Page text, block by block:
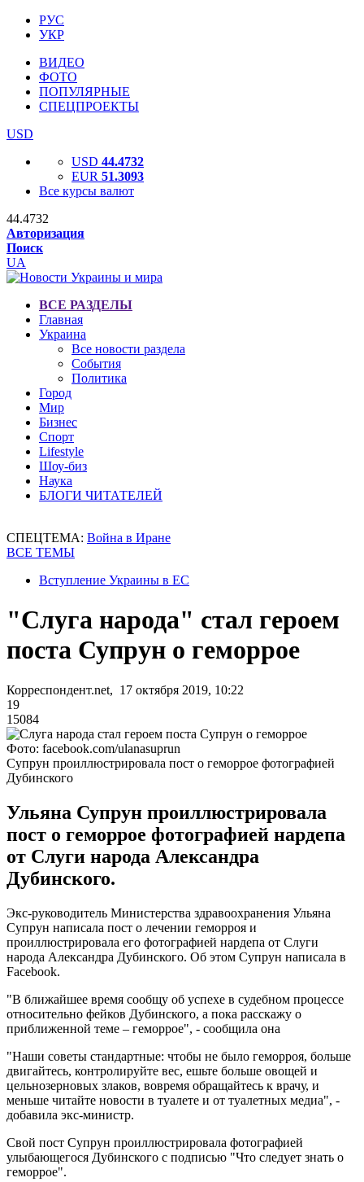
РУС
УКР
ВИДЕО
ФОТО
ПОПУЛЯРНЫЕ
СПЕЦПРОЕКТЫ
USD
USD 44.4732
EUR 51.3093
Все курсы валют
44.4732
Авторизация
Поиск
UA
ВСЕ РАЗДЕЛЫ
Главная
Украина
Все новости раздела
События
Политика
Город
Мир
Бизнес
Спорт
Lifestyle
Шоу-биз
Наука
БЛОГИ ЧИТАТЕЛЕЙ
СПЕЦТЕМА: Война в Иране
ВСЕ ТЕМЫ
Вступление Украины в ЕС
"Слуга народа" стал героем
поста Супрун о геморрое
Корреспондент.net, 17 октября 2019, 10:22
19
15084
Фото: facebook.com/ulanasuprun
Супрун проиллюстрировала пост о геморрое фотографией
Дубинского
Ульяна Супрун проиллюстрировала
пост о геморрое фотографией нардепа
от Слуги народа Александра
Дубинского.
Экс-руководитель Министерства здравоохранения Ульяна
Супрун написала пост о лечении геморроя и
проиллюстрировала его фотографией нардепа от Слуги
народа Александра Дубинского. Об этом Супрун написала в
Facebook.
"В ближайшее время сообщу об успехе в судебном процессе
относительно фейков Дубинского, а пока расскажу о
приближенной теме – геморрое", - сообщила она
"Наши советы стандартные: чтобы не было геморроя, больше
двигайтесь, контролируйте вес, ешьте больше овощей и
цельнозерновых злаков, вовремя обращайтесь к врачу, и
меньше читайте новости в туалете и от туалетных медиа", -
добавила экс-министр.
Свой пост Супрун проиллюстрировала фотографией
улыбающегося Дубинского с подписью "Что следует знать о
геморрое".